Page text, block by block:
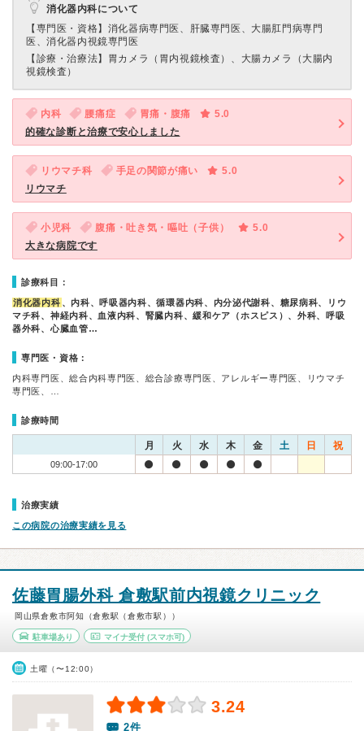
消化器内科について
【専門医・資格】 消化器病専門医、肝臓専門医、大腸肛門病専門
医、消化器内視鏡専門医
【診療・治療法】 胃カメラ（胃内視鏡検査）、大腸カメラ（大腸内
視鏡検査）
内科 腰痛症 胃痛・腹痛
5.0
的確な診断と治療で安心しました
リウマチ科 手足の関節が痛い
5.0
リウマチ
小児科 腹痛・吐き気・嘔吐（子供）
5.0
大きな病院です
診療科目：
消化器内科 、内科、呼吸器内科、循環器内科、内分泌代謝科、糖尿病科、リウ
マチ科、神経内科、血液内科、腎臓内科、緩和ケア（ホスピス）、外科、呼吸
器外科、心臓血管…
専門医・資格：
内科専門医、総合内科専門医、総合診療専門医、アレルギー専門医、リウマチ
専門医、…
診療時間
月 火 水 木 金 土 日 祝
09:00-17:00
治療実績
この病院の治療実績を見る
佐藤胃腸外科 倉敷駅前内視鏡クリニック
岡山県倉敷市阿知（倉敷駅（倉敷市駅））
駐車場あり マイナ受付(スマホ可)
土曜（〜12:00）
3.24
2件